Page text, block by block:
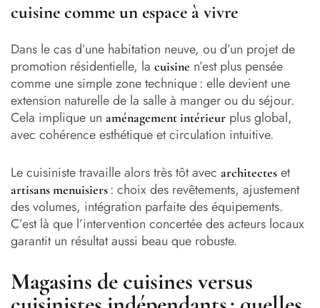
cuisine comme un espace à vivre
Dans le cas d’une habitation neuve, ou d’un projet de
promotion résidentielle, la cuisine n’est plus pensée
comme une simple zone technique : elle devient une
extension naturelle de la salle à manger ou du séjour.
Cela implique un aménagement intérieur plus global,
avec cohérence esthétique et circulation intuitive.
Le cuisiniste travaille alors très tôt avec architectes et
artisans menuisiers: choix des revêtements, ajustement
des volumes, intégration parfaite des équipements.
C’est là que l’intervention concertée des acteurs locaux
garantit un résultat aussi beau que robuste.
Magasins de cuisines versus